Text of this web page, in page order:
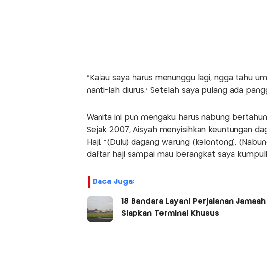
"Kalau saya harus menunggu lagi, ngga tahu
nanti-lah diurus.' Setelah saya pulang ada
Wanita ini pun mengaku harus nabung
Sejak 2007, Aisyah menyisihkan keuntungan
Haji. "(Dulu) dagang warung (kelontong).
daftar haji sampai mau berangkat saya
Baca Juga:
18 Bandara Layani Perjalanan
Siapkan Terminal Khusus